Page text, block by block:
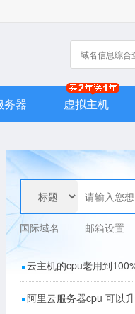
务器 虚拟主机
国际域名 邮箱设置
云主机的cpu老用到
阿里云服务器cpu 可以